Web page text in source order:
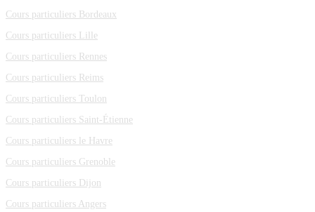
Cours particuliers Bordeaux
Cours particuliers Lille
Cours particuliers Rennes
Cours particuliers Reims
Cours particuliers Toulon
Cours particuliers Saint-Étienne
Cours particuliers le Havre
Cours particuliers Grenoble
Cours particuliers Dijon
Cours particuliers Angers